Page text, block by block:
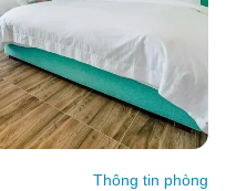
Thông tin phòng